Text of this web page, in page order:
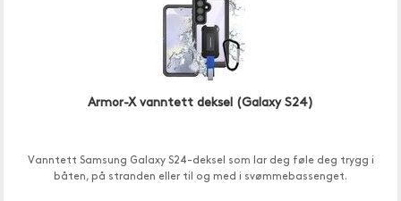
Armor-X vanntett deksel (Galaxy S24)
Vanntett Samsung Galaxy S24-deksel som lar deg føle deg trygg i
båten, på stranden eller til og med i svømmebassenget.